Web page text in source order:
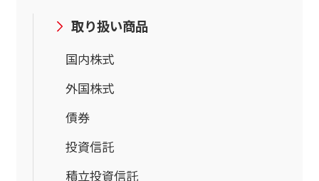
取り扱い商品
国内株式
外国株式
債券
投資信託
積立投資信託